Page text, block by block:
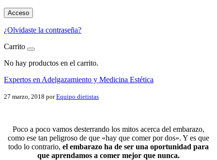
Acceso
¿Olvidaste la contraseña?
Carrito
No hay productos en el carrito.
Expertos en Adelgazamiento y Medicina Estética
27 marzo, 2018 porEquipo dietistas
Poco a poco vamos desterrando los mitos acerca del embarazo,
como ese tan peligroso de que «hay que comer por dos». Y es que
todo lo contrario, el embarazo ha de ser una oportunidad para
que aprendamos a comer mejor que nunca.